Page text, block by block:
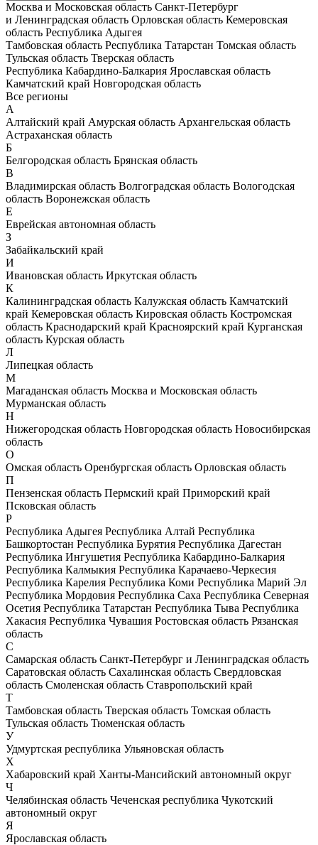
Москва и Московская область Санкт-Петербург
и Ленинградская область Орловская область Кемеровская
область Республика Адыгея
Тамбовская область Республика Татарстан Томская область
Тульская область Тверская область
Республика Кабардино-Балкария Ярославская область
Камчатский край Новгородская область
Все регионы
А
Алтайский край Амурская область Архангельская область
Астраханская область
Б
Белгородская область Брянская область
В
Владимирская область Волгоградская область Вологодская
область Воронежская область
Е
Еврейская автономная область
З
Забайкальский край
И
Ивановская область Иркутская область
К
Калининградская область Калужская область Камчатский
край Кемеровская область Кировская область Костромская
область Краснодарский край Красноярский край Курганская
область Курская область
Л
Липецкая область
М
Магаданская область Москва и Московская область
Мурманская область
Н
Нижегородская область Новгородская область Новосибирская
область
О
Омская область Оренбургская область Орловская область
П
Пензенская область Пермский край Приморский край
Псковская область
Р
Республика Адыгея Республика Алтай Республика
Башкортостан Республика Бурятия Республика Дагестан
Республика Ингушетия Республика Кабардино-Балкария
Республика Калмыкия Республика Карачаево-Черкесия
Республика Карелия Республика Коми Республика Марий Эл
Республика Мордовия Республика Саха Республика Северная
Осетия Республика Татарстан Республика Тыва Республика
Хакасия Республика Чувашия Ростовская область Рязанская
область
С
Самарская область Санкт-Петербург и Ленинградская область
Саратовская область Сахалинская область Свердловская
область Смоленская область Ставропольский край
Т
Тамбовская область Тверская область Томская область
Тульская область Тюменская область
У
Удмуртская республика Ульяновская область
Х
Хабаровский край Ханты-Мансийский автономный округ
Ч
Челябинская область Чеченская республика Чукотский
автономный округ
Я
Ярославская область